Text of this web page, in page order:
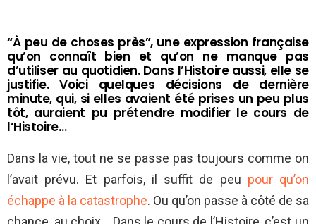
“À peu de choses près”, une expression française
qu’on connaît bien et qu’on ne manque pas
d’utiliser au quotidien. Dans l’Histoire aussi, elle se
justifie. Voici quelques décisions de dernière
minute, qui, si elles avaient été prises un peu plus
tôt, auraient pu prétendre modifier le cours de
l’Histoire…
Dans la vie, tout ne se passe pas toujours comme on
l’avait prévu. Et parfois, il suffit de peu pour qu’on
échappe à la catastrophe. Ou qu’on passe à côté de sa